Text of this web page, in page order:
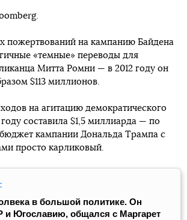
пожертвований на кампанию Байдена
«темные» переводы для
Митта Ромни — в 2012 году он
$113 миллионов.
на агитацию демократического
составила $1,5 миллиарда — по
кампании Дональда Трампа с
просто карликовый.
в большой политике. Он
и Югославию, общался с Маргарет